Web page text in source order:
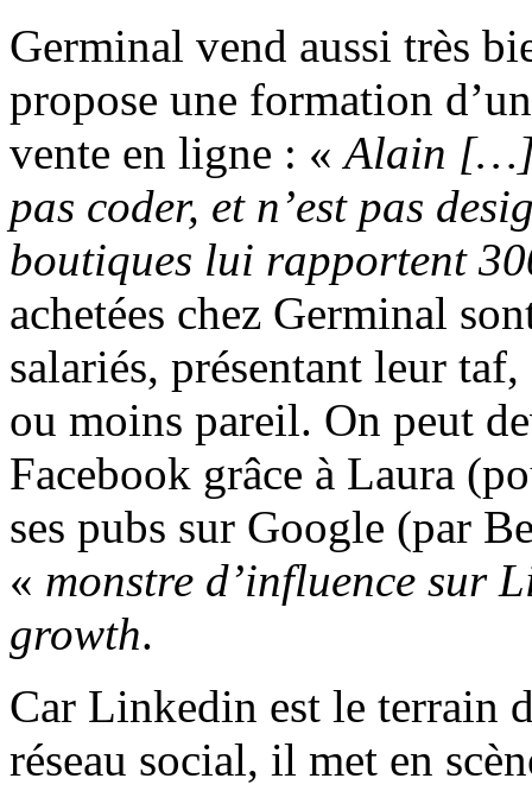
Germinal vend aussi très
propose une formation
vente en ligne : «Alain […]
pas coder, et n’est pas
boutiques lui rapportent
achetées chez Germinal
salariés, présentant leur
ou moins pareil. On peut
Facebook grâce à Laura
ses pubs sur Google (par
« monstre d’influence sur
growth.
Car Linkedin est le terrain
réseau social, il met en